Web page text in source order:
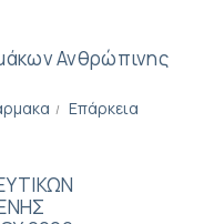
Ανθρώπινης
Επάρκεια